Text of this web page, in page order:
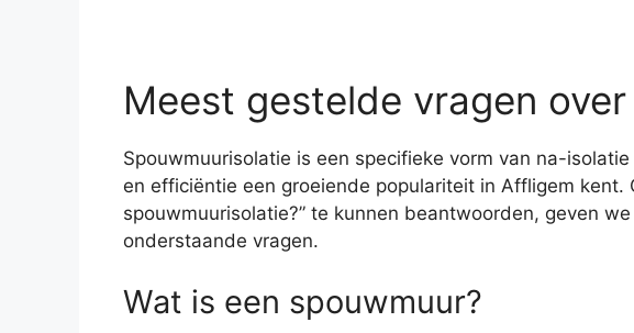
Meest gestelde vragen
Spouwmuurisolatie is een specifieke vorm van na-
en efficiëntie een groeiende populariteit in Affligem kent.
spouwmuurisolatie?” te kunnen beantwoorden, geven
onderstaande vragen.
Wat is een spouwmuur?